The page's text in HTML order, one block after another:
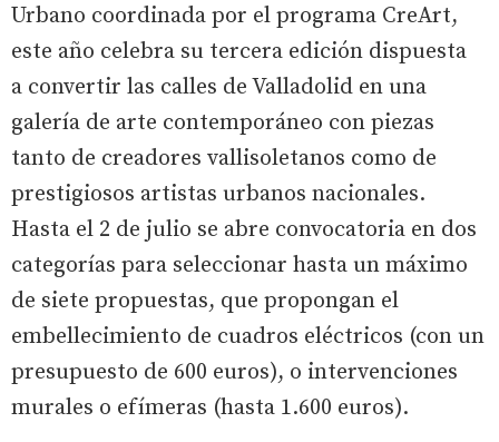
Urbano coordinada por el programa CreArt,
este año celebra su tercera edición dispuesta
a convertir las calles de Valladolid en una
galería de arte contemporáneo con piezas
tanto de creadores vallisoletanos como de
prestigiosos artistas urbanos nacionales.
Hasta el 2 de julio se abre convocatoria en dos
categorías para seleccionar hasta un máximo
de siete propuestas, que propongan el
embellecimiento de cuadros eléctricos (con un
presupuesto de 600 euros), o intervenciones
murales o efímeras (hasta 1.600 euros).